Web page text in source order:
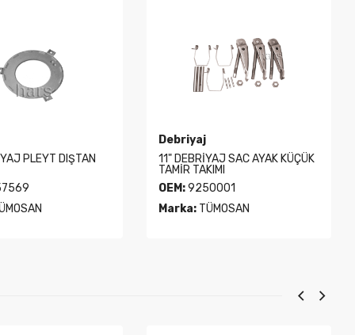
PLEYT DIŞTAN
Debriyaj
11" DEBRİYAJ SAC AYAK KÜÇÜK
TAMİR TAKIMI
OEM:9250001
Marka: TÜMOSAN